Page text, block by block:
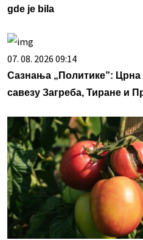
gde je bila
07. 08. 2026 09:14
Сазнања „Политике”: Црна
савезу Загреба, Тиране и